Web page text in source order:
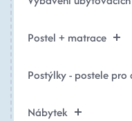
Postel + matrace
Postýlky - postele pro
Nábytek